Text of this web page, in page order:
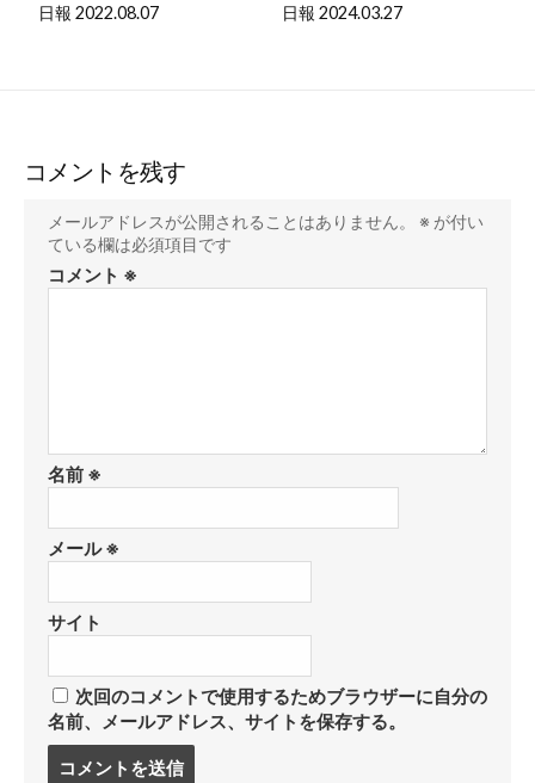
日報 2022.08.07 日報 2024.03.27
コメントを残す
メールアドレスが公開されることはありません。 ※ が付い
ている欄は必須項目です
コメント ※
名前 ※
メール※
サイト
次回のコメントで使用するためブラウザーに自分の
名前、メールアドレス、サイトを保存する。